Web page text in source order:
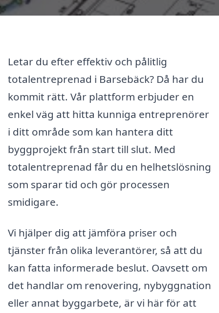
Letar du efter effektiv och pålitlig
totalentreprenad i Barsebäck? Då har du
kommit rätt. Vår plattform erbjuder en
enkel väg att hitta kunniga entreprenörer
i ditt område som kan hantera ditt
byggprojekt från start till slut. Med
totalentreprenad får du en helhetslösning
som sparar tid och gör processen
smidigare.
Vi hjälper dig att jämföra priser och
tjänster från olika leverantörer, så att du
kan fatta informerade beslut. Oavsett om
det handlar om renovering, nybyggnation
eller annat byggarbete, är vi här för att